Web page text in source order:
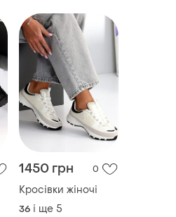
1450 грн 0
Кросівки жіночі
36 і ще 5